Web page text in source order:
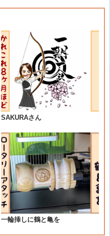
SAKURAさん
一輪挿しに鶴と亀を